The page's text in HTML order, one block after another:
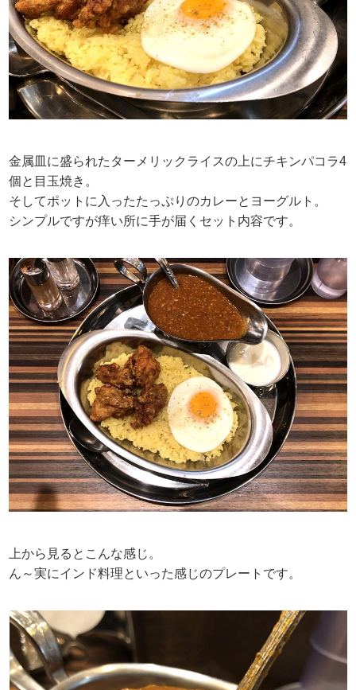
金属皿に盛られたターメリックライスの上にチキンパコラ4
個と目玉焼き。
そしてポットに入ったたっぷりのカレーとヨーグルト。
シンプルですが痒い所に手が届くセット内容です。
上から見るとこんな感じ。
ん～実にインド料理といった感じのプレートです。